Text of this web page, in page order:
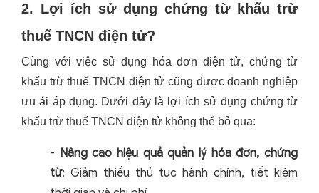
2. Lợi ích sử dụng chứng từ khấu trừ
thuế TNCN điện tử?
Cùng với việc sử dụng hóa đơn điện tử, chứng từ
khấu trừ thuế TNCN điện tử cũng được doanh nghiệp
ưu ái áp dụng. Dưới đây là lợi ích sử dụng chứng từ
khấu trừ thuế TNCN điện tử không thể bỏ qua:
- Nâng cao hiệu quả quản lý hóa đơn, chứng
từ: Giảm thiểu thủ tục hành chính, tiết kiệm